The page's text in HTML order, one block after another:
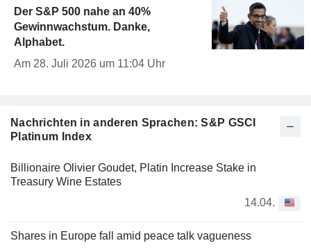
Nachrichten in anderen Sprachen: S&P GSCI
Platinum Index
Billionaire Olivier Goudet, Platin Increase Stake in
Treasury Wine Estates
14.04.
Shares in Europe fall amid peace talk vagueness
Der S&P 500 nahe an 40%
Gewinnwachstum. Danke,
Alphabet.
Am 28. Juli 2026 um 11:04 Uhr